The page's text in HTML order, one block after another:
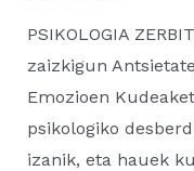
PSIKOLOGIA
zaizkigun
Emozioen
psikologiko
izanik, eta hauek